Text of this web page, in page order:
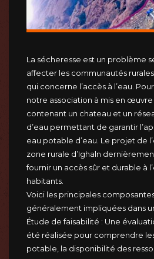
La sécheresse est un problème
affecter les communautés
qui concerne l’accès à l’eau.
notre association à mis en œuvre
contenant un chateau et un
d’eau permettant de garantir
eau potable d’eau. Le projet de
zone rurale d’Ighaln
fournir un accès sûr et durable à
habitants.
Voici les principales
généralement impliquées dans
Étude de faisabilité : Une
été réalisée pour comprendre
potable, la disponibilité des